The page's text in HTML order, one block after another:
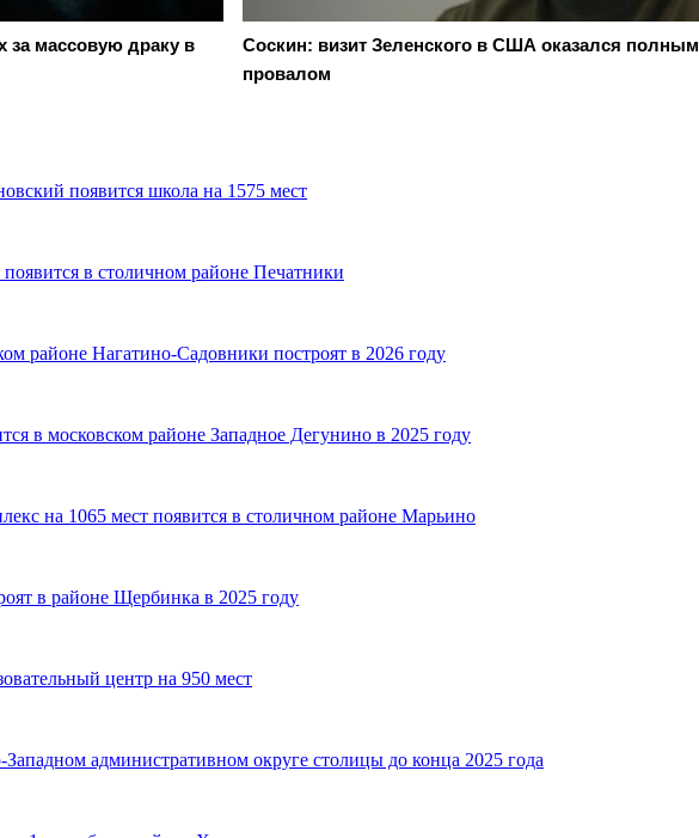
за массовую драку в
Соскин: визит Зеленского в США оказался полным
провалом
появится школа на 1575 мест
в столичном районе Печатники
районе Нагатино-Садовники построят в 2026 году
в московском районе Западное Дегунино в 2025 году
на 1065 мест появится в столичном районе Марьино
в районе Щербинка в 2025 году
центр на 950 мест
административном округе столицы до конца 2025 года